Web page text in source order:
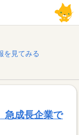
を見てみる
急成長企業で